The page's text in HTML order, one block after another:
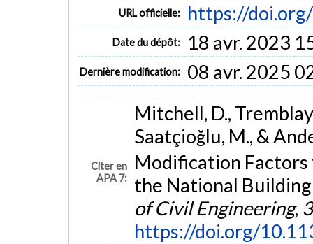
URL officielle: https://
Date du dépôt: 18 avr. 2023
Dernière modification: 08 avr. 2025
Citer en
APA 7:
Mitchell, D.,
Saatçioğlu, M., &
Modification
the National
of Civil Engineering,
https://doi.org/